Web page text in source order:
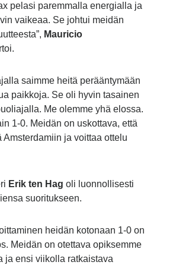
pelasi paremmalla energialla ja
vaikeaa. Se johtui meidän
Mauricio
saimme heitä perääntymään
paikkoja. Se oli hyvin tasainen
Me olemme yhä elossa.
1-0. Meidän on uskottava, että
Amsterdamiin ja voittaa ottelu
Erik ten Hag oli luonnollisesti
suoritukseen.
heidän kotonaan 1-0 on
Meidän on otettava opiksemme
ja ensi viikolla ratkaistava